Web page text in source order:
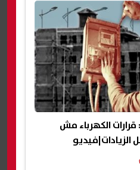
الكهرباء مش
الزيادات|فيديو